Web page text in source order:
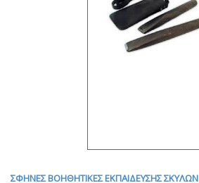
ΣΦΗΝΕΣ ΒΟΗΘΗΤΙΚΕΣ ΕΚΠΑΙΔΕΥΣΗΣ ΣΚΥΛΩΝ